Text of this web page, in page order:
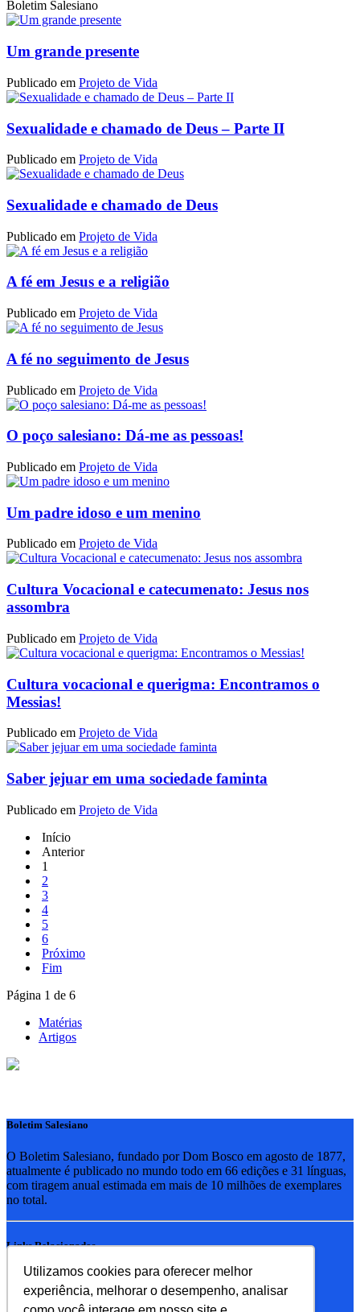
Utilizamos cookies para oferecer melhor
experiência, melhorar o desempenho, analisar
Boletim Salesiano
Um grande presente
Publicado em Projeto de Vida
Sexualidade e chamado de Deus – Parte II
Publicado em Projeto de Vida
Sexualidade e chamado de Deus
Publicado em Projeto de Vida
A fé em Jesus e a religião
Publicado em Projeto de Vida
A fé no seguimento de Jesus
Publicado em Projeto de Vida
O poço salesiano: Dá-me as pessoas!
Publicado em Projeto de Vida
Um padre idoso e um menino
Publicado em Projeto de Vida
Cultura Vocacional e catecumenato: Jesus nos
assombra
Publicado em Projeto de Vida
Cultura vocacional e querigma: Encontramos o
Messias!
Publicado em Projeto de Vida
Saber jejuar em uma sociedade faminta
Publicado em Projeto de Vida
Início
Anterior
1
2
3
4
5
6
Próximo
Fim
Página 1 de 6
Matérias
Artigos
Boletim Salesiano
O Boletim Salesiano, fundado por Dom Bosco em agosto de 1877,
atualmente é publicado no mundo todo em 66 edições e 31 línguas,
com tiragem anual estimada em mais de 10 milhões de exemplares
no total.
Links Relacionados
RSB - Rede Salesiana Brasil
EDEBE - Editora
UPV - União pela Vida